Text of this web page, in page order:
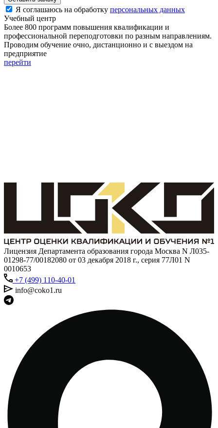
Я соглашаюсь на обработку персональных данных
Учебный центр
Более 800 программ повышения квалификации и
профессиональной переподготовки по разным направлениям.
Проводим обучение очно, дистанционно и с выездом на
предприятие
перейти
Лицензия Департамента образования города Москва N Л035-
01298-77/00182080 от 03 декабря 2018 г., серия 77Л01 N
0010653
+7 (499) 110-40-01
info@coko1.ru